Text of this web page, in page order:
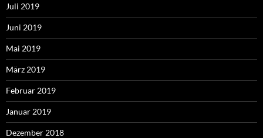
Juli 2019
Juni 2019
Mai 2019
März 2019
Februar 2019
Januar 2019
Dezember 2018